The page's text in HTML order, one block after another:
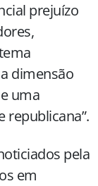
prejuízo
dimensão
uma
republicana”.
pela
em